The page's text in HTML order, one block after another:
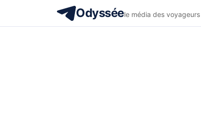
Odysséele média des voyageurs